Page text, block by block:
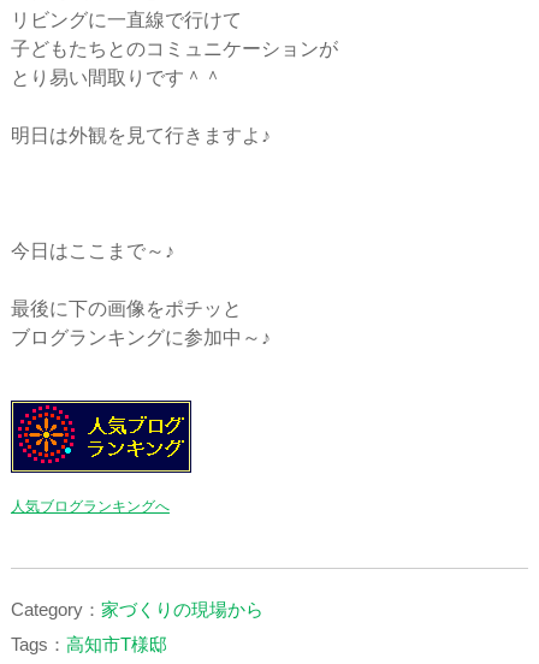
リビングに一直線で行けて
子どもたちとのコミュニケーションが
とり易い間取りです＾＾
明日は外観を見て行きますよ♪
今日はここまで～♪
最後に下の画像をポチッと
ブログランキングに参加中～♪
人気ブログランキングへ
Category： 家づくりの現場から
Tags： 高知市T様邸